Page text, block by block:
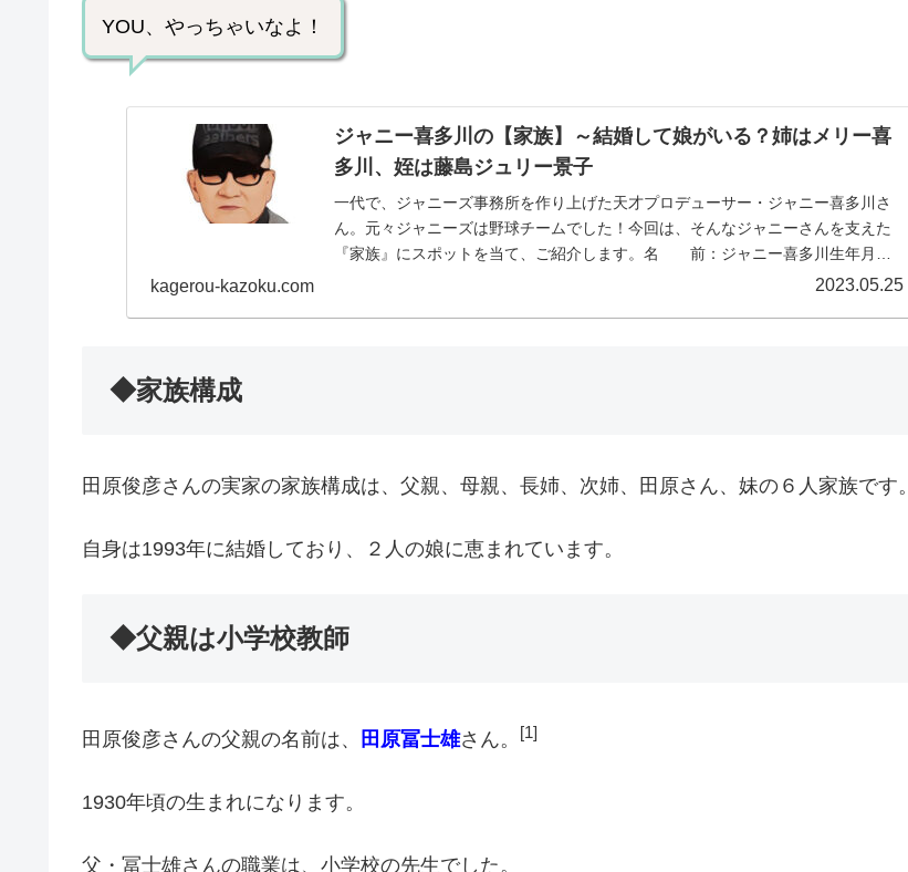
YOU、やっちゃいなよ！
ジャニー喜多川の【家族】～結婚して娘がいる？姉はメリー喜
多川、姪は藤島ジュリー景子
一代で、ジャニーズ事務所を作り上げた天才プロデューサー・ジャニー喜多川さ
ん。元々ジャニーズは野球チームでした！今回は、そんなジャニーさんを支えた
『家族』にスポットを当て、ご紹介します。名 前：ジャニー喜多川生年月
kagerou-kazoku.com 2023.05.25
◆家族構成
田原俊彦さんの実家の家族構成は、父親、母親、長姉、次姉、田原さん、妹の６人家族です。
自身は1993年に結婚しており、２人の娘に恵まれています。
◆父親は小学校教師
田原俊彦さんの父親の名前は、 田原冨士雄さん。 [1]
1930年頃の生まれになります。
父・冨士雄さんの職業は、小学校の先生でした。